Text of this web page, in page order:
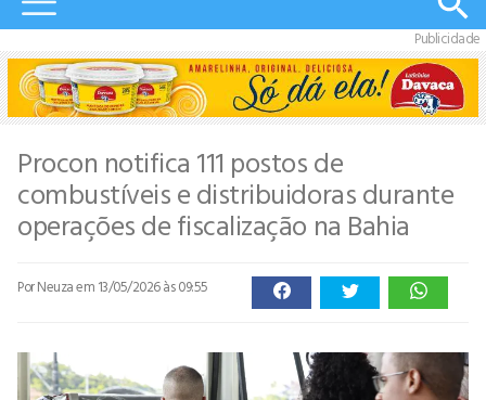
Publicidade
Procon notifica 111 postos de
combustíveis e distribuidoras durante
operações de fiscalização na Bahia
Por Neuzaem 13/05/2026 às 09:55